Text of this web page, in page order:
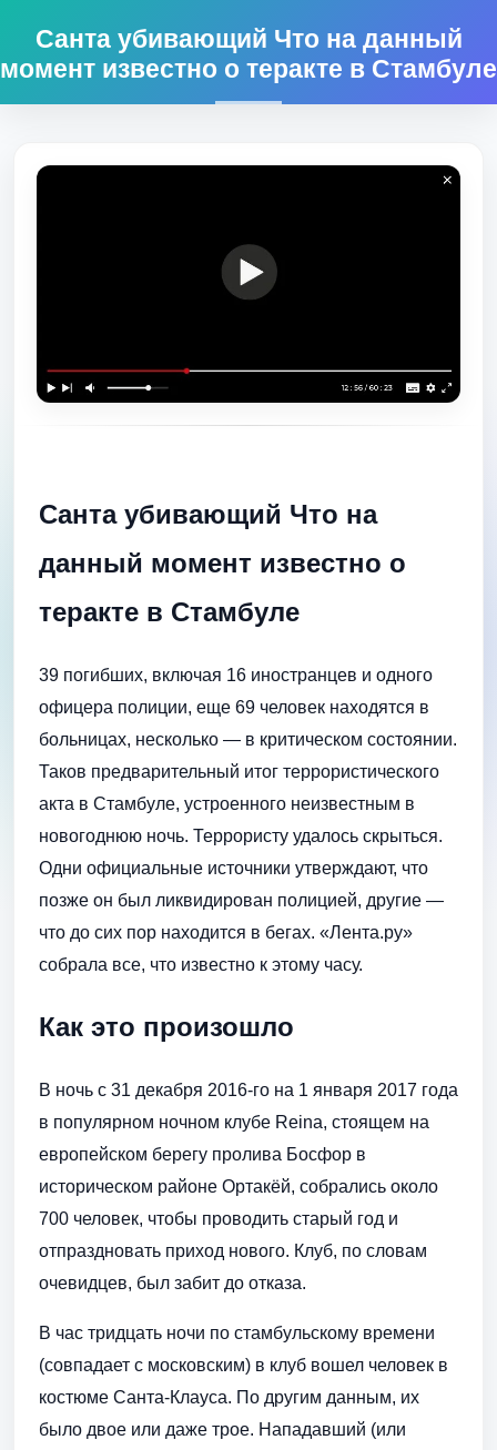
Санта убивающий Что на данный
момент известно о теракте в Стамбуле
Санта убивающий Что на
данный момент известно о
теракте в Стамбуле
39 погибших, включая 16 иностранцев и одного
офицера полиции, еще 69 человек находятся в
больницах, несколько — в критическом состоянии.
Таков предварительный итог террористического
акта в Стамбуле, устроенного неизвестным в
новогоднюю ночь. Террористу удалось скрыться.
Одни официальные источники утверждают, что
позже он был ликвидирован полицией, другие —
что до сих пор находится в бегах. «Лента.ру»
собрала все, что известно к этому часу.
Как это произошло
В ночь с 31 декабря 2016-го на 1 января 2017 года
в популярном ночном клубе Reina, стоящем на
европейском берегу пролива Босфор в
историческом районе Ортакёй, собрались около
700 человек, чтобы проводить старый год и
отпраздновать приход нового. Клуб, по словам
очевидцев, был забит до отказа.
В час тридцать ночи по стамбульскому времени
(совпадает с московским) в клуб вошел человек в
костюме Санта-Клауса. По другим данным, их
было двое или даже трое. Нападавший (или